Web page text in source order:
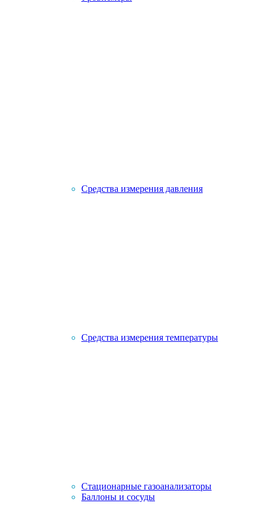
Средства измерения давления
Средства измерения температуры
Стационарные газоанализаторы
Баллоны и сосуды